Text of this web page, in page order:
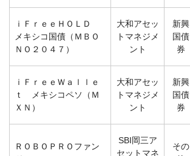
ｉＦｒｅｅＨＯＬＤ
メキシコ国債（ＭＢＯ
ＮＯ２０４７）
大和アセッ
トマネジメ
ント
新興
国債
券
ｉＦｒｅｅＷａｌｌｅ
ｔ メキシコペソ（Ｍ
ＸＮ）
大和アセッ
トマネジメ
ント
新興
国債
券
ＲＯＢＯＰＲＯファン
SBI岡三ア
セットマネ
その